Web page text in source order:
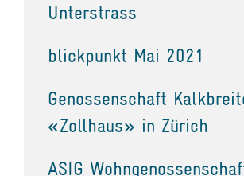
Unterstrass
blickpunkt Mai 2021
Genossenschaft
«Zollhaus» in Zürich
ASIG